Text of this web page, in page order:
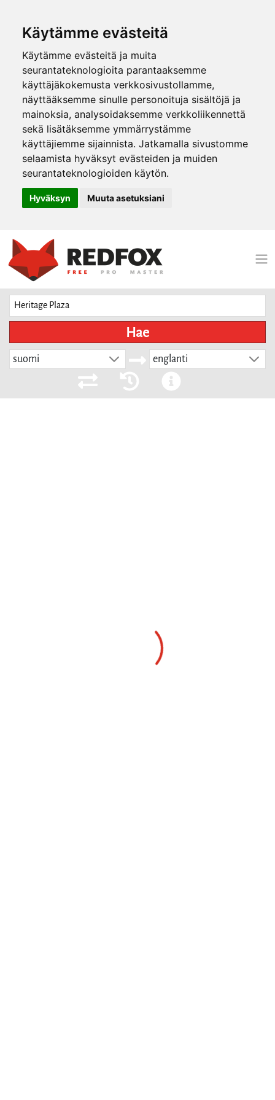
Käytämme evästeitä
Käytämme evästeitä ja muita
seurantateknologioita parantaaksemme
käyttäjäkokemusta verkkosivustollamme,
näyttääksemme sinulle personoituja sisältöjä ja
mainoksia, analysoidaksemme verkkoliikennettä
sekä lisätäksemme ymmärrystämme
käyttäjiemme sijainnista. Jatkamalla sivustomme
selaamista hyväksyt evästeiden ja muiden
seurantateknologioiden käytön.
Hyväksyn Muuta asetuksiani
Hae
suomi englanti